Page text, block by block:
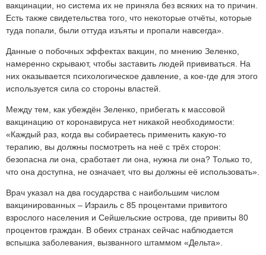
вакцинации, но система их не приняла без всяких на то причин.
Есть также свидетельства того, что некоторые отчёты, которые
туда попали, были оттуда изъяты и пропали навсегда».
Данные о побочных эффектах вакцин, по мнению Зеленко,
намеренно скрывают, чтобы заставить людей прививаться. На
них оказывается психологическое давление, а кое-где для этого
используется сила со стороны властей.
Между тем, как убеждён Зеленко, прибегать к массовой
вакцинацию от коронавируса нет никакой необходимости:
«Каждый раз, когда вы собираетесь применить какую-то
терапию, вы должны посмотреть на неё с трёх сторон:
безопасна ли она, сработает ли она, нужна ли она? Только то,
что она доступна, не означает, что вы должны её использовать».
Врач указал на два государства с наибольшим числом
вакцинированных – Израиль с 85 процентами привитого
взрослого населения и Сейшельские острова, где привиты 80
процентов граждан. В обеих странах сейчас наблюдается
вспышка заболевания, вызванного штаммом «Дельта».